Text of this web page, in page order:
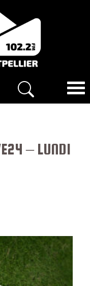
– LUNDI